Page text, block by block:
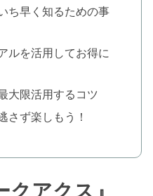
ち早く知るための事
ルを活用してお得に
大限活用するコツ
ず楽しもう！
クアクス』